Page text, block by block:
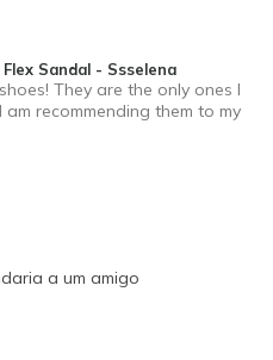
Sandal - Ssselena
They are the only ones I
recommending them to my
a um amigo